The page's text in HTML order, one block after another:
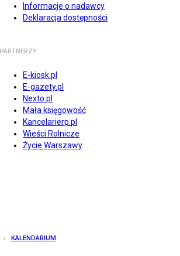
Informacje o nadawcy
Deklaracja dostępności
PARTNERZY
E-kiosk.pl
E-gazety.pl
Nexto.pl
Mała księgowość
Kancelarierp.pl
Wieści Rolnicze
Życie Warszawy
KALENDARIUM